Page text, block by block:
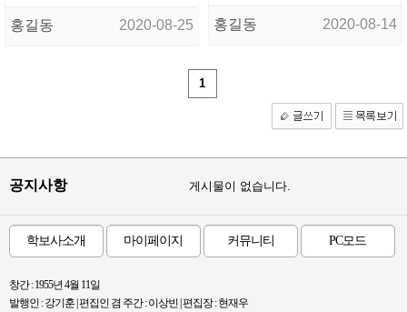
홍길동 2020-08-25 홍길동 2020-08-14
1
공지사항 게시물이 없습니다.
학보사소개 마이페이지 커뮤니티 PC모드
창간 : 1955년 4월 11일
발행인 : 강기훈 | 편집인 겸 주간 : 이상빈 | 편집장 : 현재우